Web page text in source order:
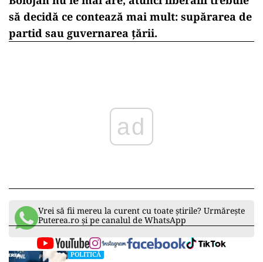
să decidă ce contează mai mult: supărarea de
partid sau guvernarea țării.
ad
Vrei să fii mereu la curent cu toate știrile? Urmărește
Puterea.ro și pe canalul de WhatsApp
POLITICĂ